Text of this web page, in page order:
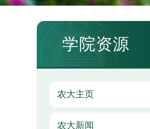
学院资源
农大主页
农大新闻